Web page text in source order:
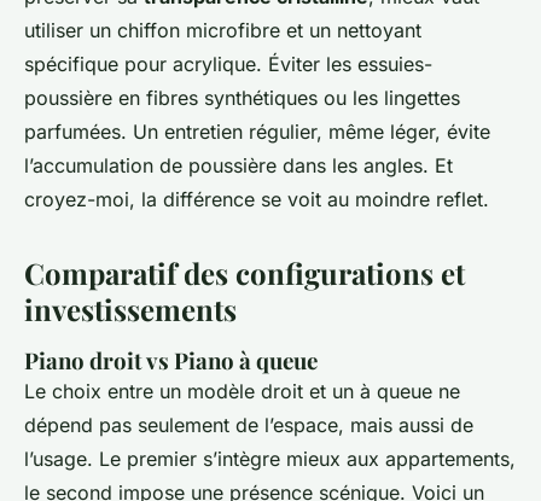
utiliser un chiffon microfibre et un nettoyant
spécifique pour acrylique. Éviter les essuies-
poussière en fibres synthétiques ou les lingettes
parfumées. Un entretien régulier, même léger, évite
l’accumulation de poussière dans les angles. Et
croyez-moi, la différence se voit au moindre reflet.
Comparatif des configurations et
investissements
Piano droit vs Piano à queue
Le choix entre un modèle droit et un à queue ne
dépend pas seulement de l’espace, mais aussi de
l’usage. Le premier s’intègre mieux aux appartements,
le second impose une présence scénique. Voici un